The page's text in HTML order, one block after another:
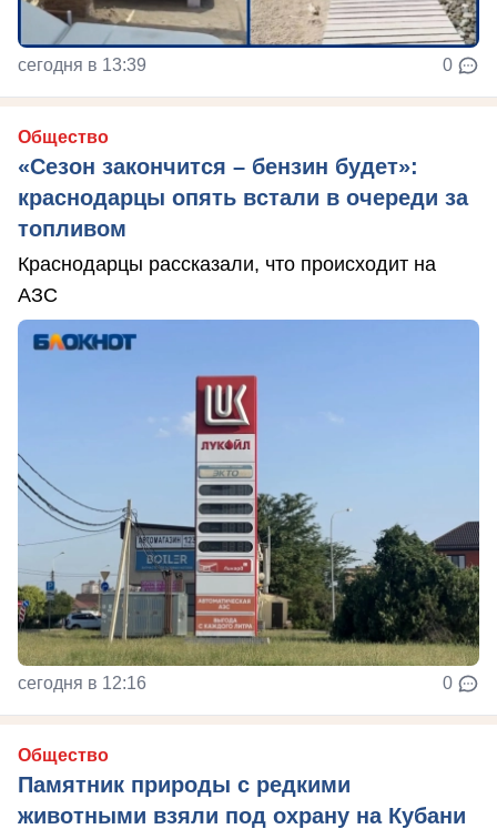
сегодня в 13:39 0
Общество
«Сезон закончится – бензин будет»:
краснодарцы опять встали в очереди за
топливом
Краснодарцы рассказали, что происходит на
АЗС
сегодня в 12:16 0
Общество
Памятник природы с редкими
животными взяли под охрану на Кубани